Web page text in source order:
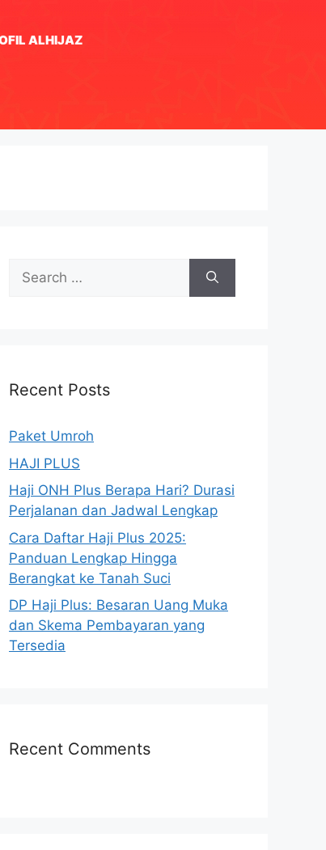
ALHIJAZ
Search
for:
Recent Posts
Paket Umroh
HAJI PLUS
Haji ONH Plus Berapa Hari? Durasi
Perjalanan dan Jadwal Lengkap
Cara Daftar Haji Plus 2025:
Panduan Lengkap Hingga
Berangkat ke Tanah Suci
DP Haji Plus: Besaran Uang Muka
dan Skema Pembayaran yang
Tersedia
Recent Comments